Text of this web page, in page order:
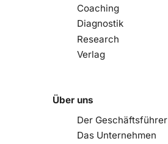
Coaching
Diagnostik
Research
Verlag
Über uns
Der Geschäftsführer
Das Unternehmen